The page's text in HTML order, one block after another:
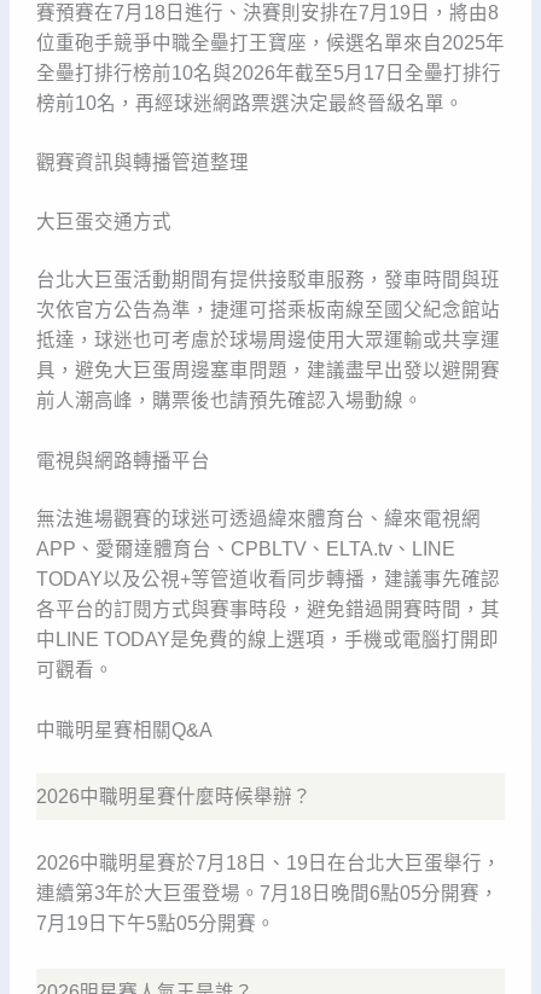
賽預賽在7月18日進行、決賽則安排在7月19日，將由8
位重砲手競爭中職全壘打王寶座，候選名單來自2025年
全壘打排行榜前10名與2026年截至5月17日全壘打排行
榜前10名，再經球迷網路票選決定最終晉級名單。
觀賽資訊與轉播管道整理
大巨蛋交通方式
台北大巨蛋活動期間有提供接駁車服務，發車時間與班
次依官方公告為準，捷運可搭乘板南線至國父紀念館站
抵達，球迷也可考慮於球場周邊使用大眾運輸或共享運
具，避免大巨蛋周邊塞車問題，建議盡早出發以避開賽
前人潮高峰，購票後也請預先確認入場動線。
電視與網路轉播平台
無法進場觀賽的球迷可透過緯來體育台、緯來電視網
APP、愛爾達體育台、CPBLTV、ELTA.tv、LINE
TODAY以及公視+等管道收看同步轉播，建議事先確認
各平台的訂閱方式與賽事時段，避免錯過開賽時間，其
中LINE TODAY是免費的線上選項，手機或電腦打開即
可觀看。
中職明星賽相關Q&A
2026中職明星賽什麼時候舉辦？
2026中職明星賽於7月18日、19日在台北大巨蛋舉行，
連續第3年於大巨蛋登場。7月18日晚間6點05分開賽，
7月19日下午5點05分開賽。